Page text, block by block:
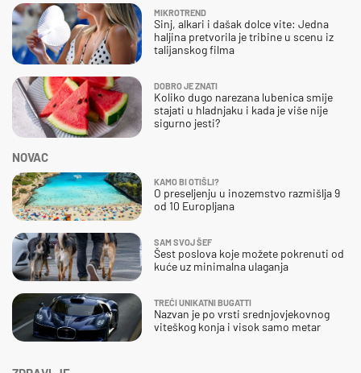
NOVAC
KAMO BI OTIŠLI?
O preseljenju u inozemstvo razmišlja 9
od 10 Europljana
SAM SVOJ ŠEF
Šest poslova koje možete pokrenuti od
kuće uz minimalna ulaganja
TREĆI UNIKATNI BUGATTI
Nazvan je po vrsti srednjovjekovnog
viteškog konja i visok samo metar
MIKROTREND
Sinj, alkari i dašak dolce vite: Jedna
haljina pretvorila je tribine u scenu iz
talijanskog filma
DOBRO JE ZNATI
Koliko dugo narezana lubenica smije
stajati u hladnjaku i kada je više nije
sigurno jesti?